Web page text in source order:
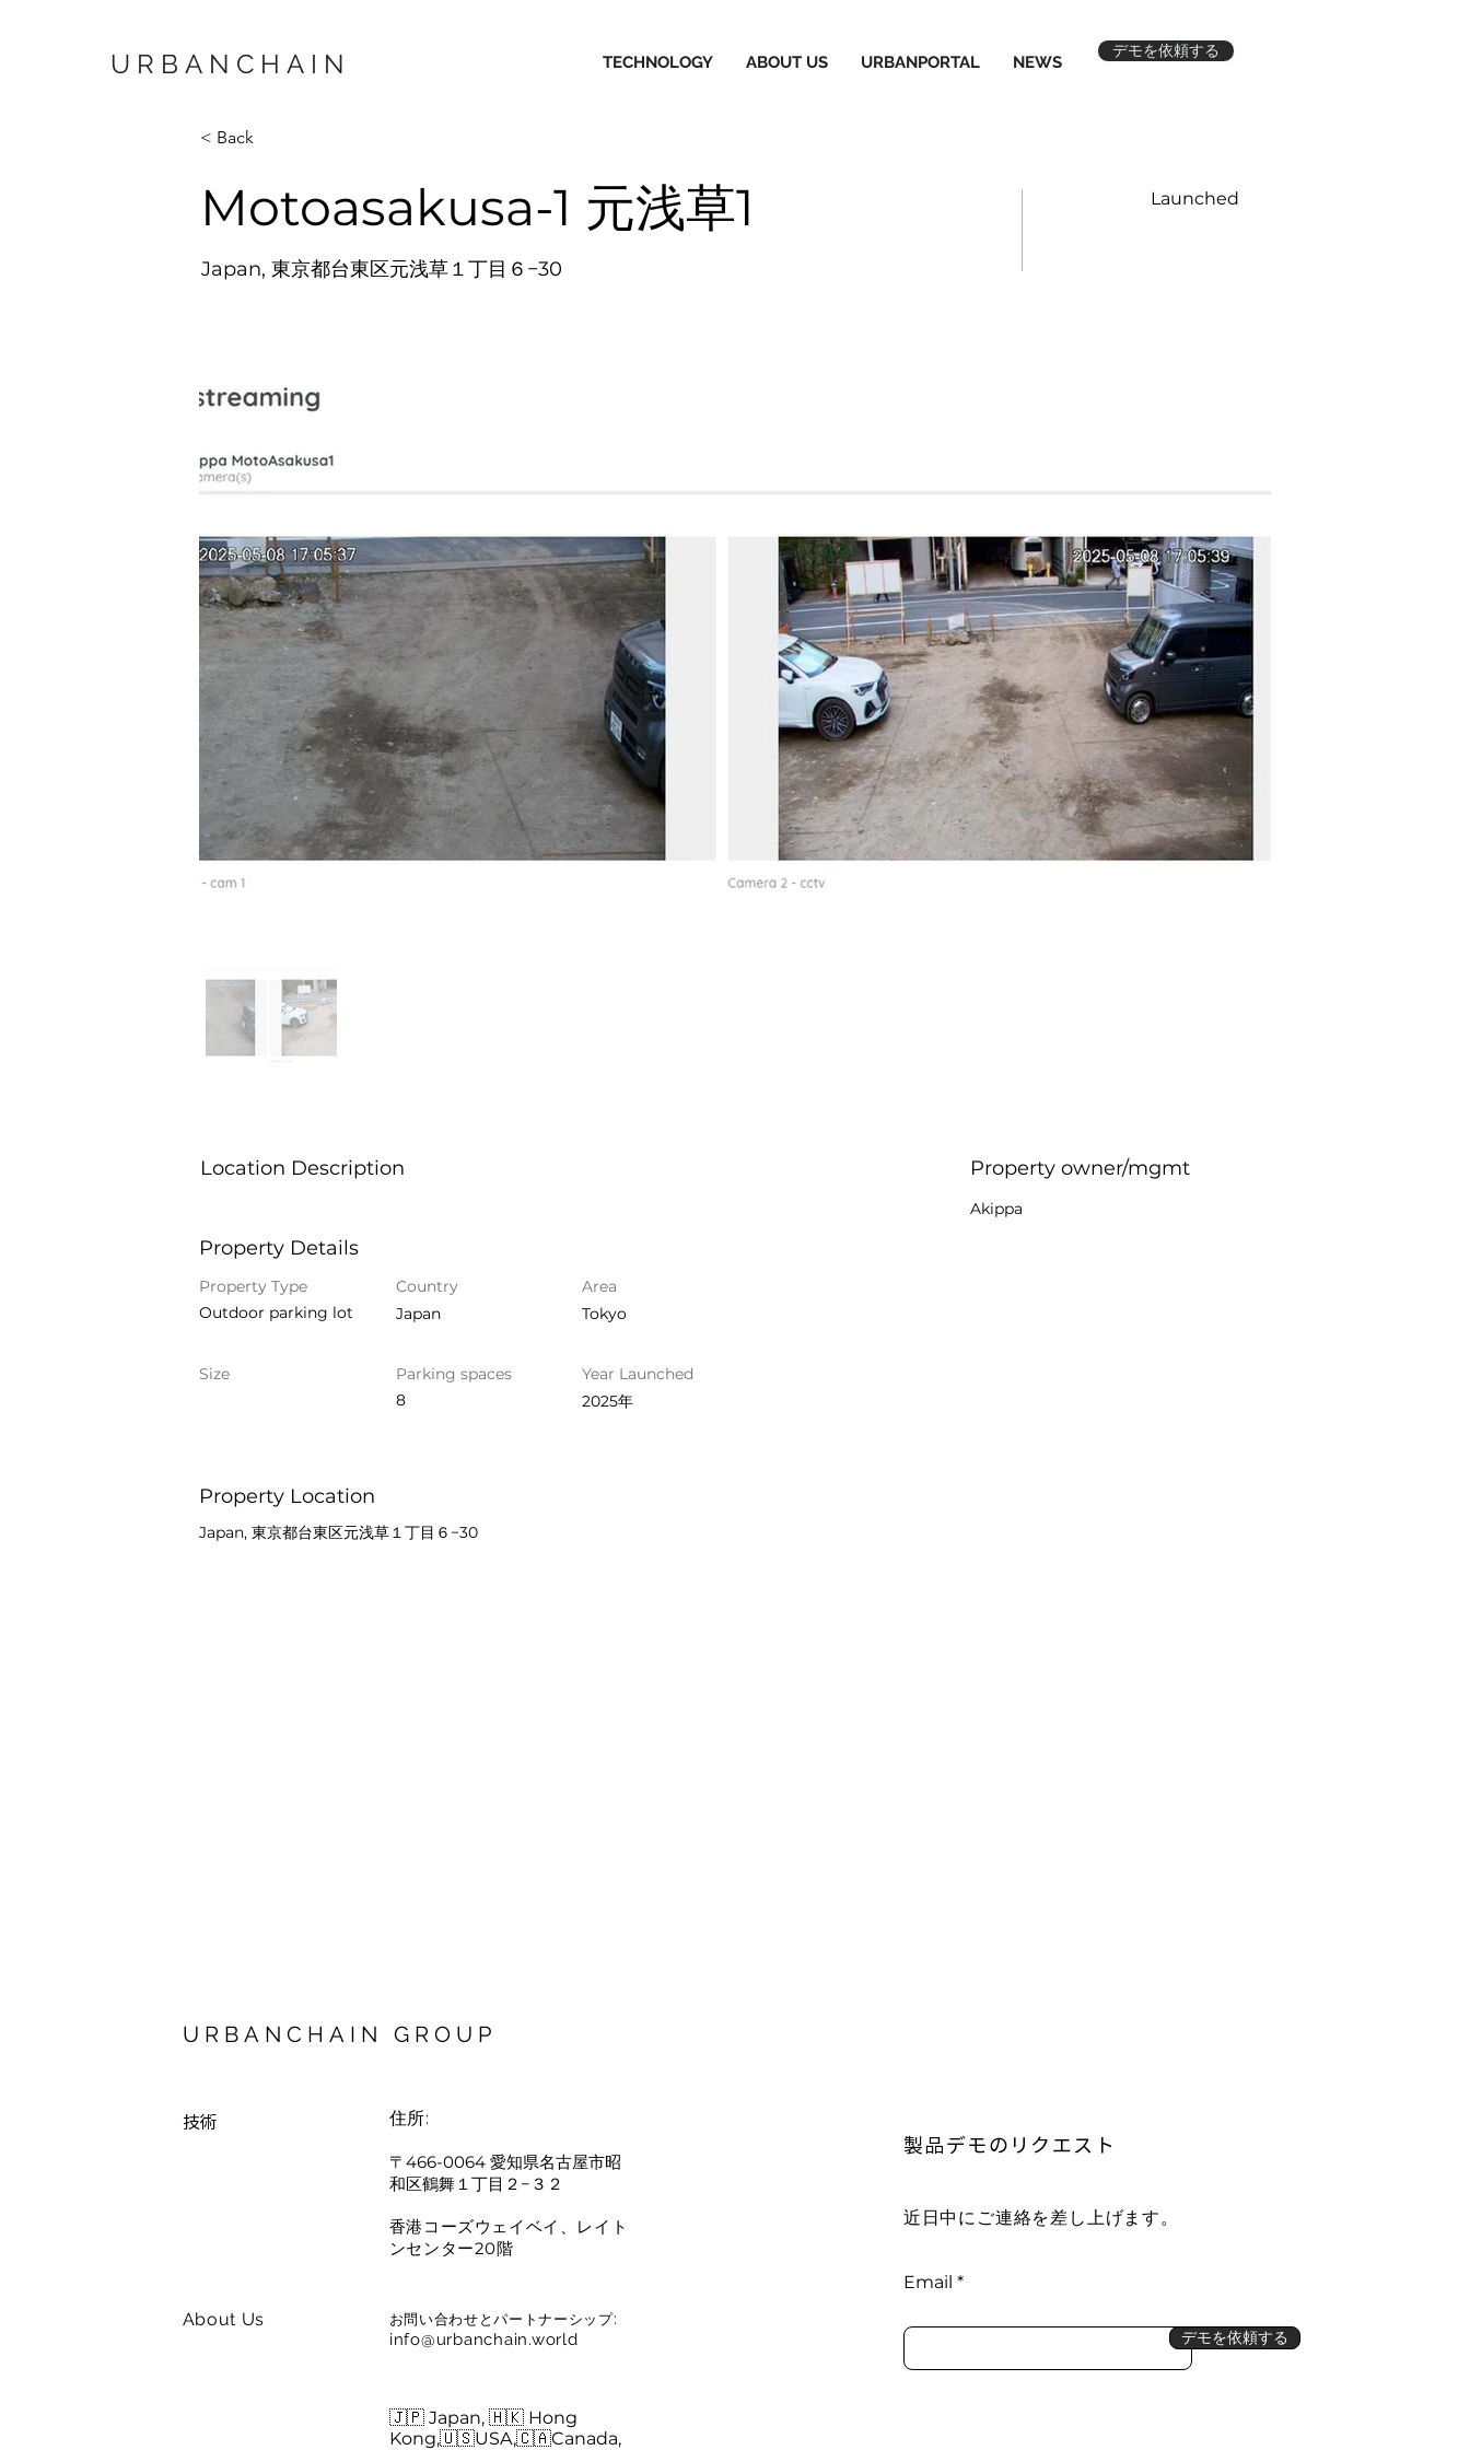
URBANCHAIN TECHNOLOGY ABOUT US URBANPORTAL NEWS
デモを依頼する
< Back
Motoasakusa-1 元浅草1
Japan, 東京都台東区元浅草１丁目６−30
Launched
Location Description Property owner/mgmt
Akippa
Property Details
Property Type
Outdoor parking lot
Country
Japan
Area
Tokyo
Size
Parking spaces
8
Year Launched
2025年
Property Location
Japan, 東京都台東区元浅草１丁目６−30
URBANCHAIN GROUP
技術 住所:
〒466-0064 愛知県名古屋市昭
和区鶴舞１丁目２−３２
香港コーズウェイベイ、レイト
ンセンター20階
About Us お問い合わせとパートナーシップ:
info@urbanchain.world
🇯🇵 Japan, 🇭🇰 Hong
Kong,🇺🇸USA,🇨🇦Canada,
製品デモのリクエスト
近日中にご連絡を差し上げます。
Email
デモを依頼する